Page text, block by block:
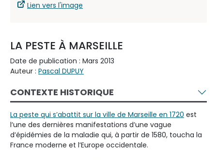
Lien vers l'image
LA PESTE À MARSEILLE
Date de publication : Mars 2013
Auteur : Pascal DUPUY
CONTEXTE HISTORIQUE
La peste qui s’abattit sur la ville de Marseille en 1720 est
l’une des dernières manifestations d’une vague
d’épidémies de la maladie qui, à partir de 1580, toucha la
France moderne et l’Europe occidentale.